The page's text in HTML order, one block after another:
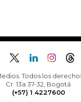
Todos los
Cr. 13a 37-32, Bogotá
(+57) 1 4227600